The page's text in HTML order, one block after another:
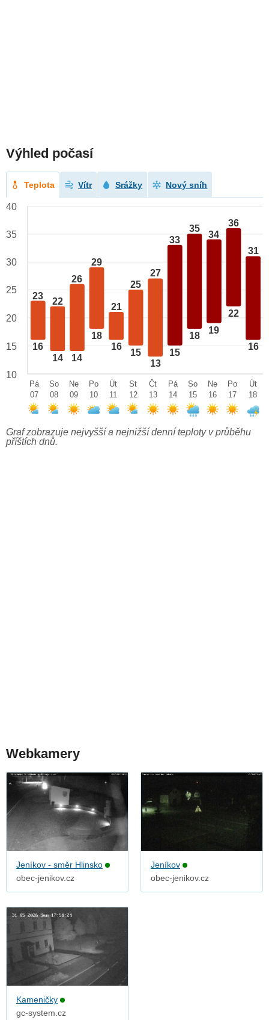
Výhled počasí
Teplota Vítr Srážky Nový sníh
23
16
22
14
26
14
29
18
21
16
25
15
27
13
33
15
35
18
34
19
36
22
31
16
40
35
30
25
20
15
10
Pá
07
So
08
Ne
09
Po
10
Út
11
St
12
Čt
13
Pá
14
So
15
Ne
16
Po
17
Út
18
Graf zobrazuje nejvyšší a nejnižší denní teploty v průběhu
příštích dnů.
Webkamery
Jeníkov - směr Hlinsko
obec-jenikov.cz
Jeníkov
obec-jenikov.cz
Kameničky
gc-system.cz